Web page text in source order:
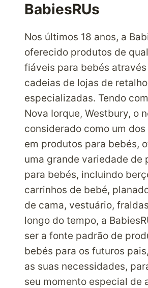
GOSTO
ASOS
USA
BabiesRUs
Nos últimos 18 anos, a
oferecido produtos de
fiáveis para bebés através
cadeias de lojas de
especializadas. Tendo
Nova Iorque, Westbury, o
considerado como um
em produtos para bebés,
uma grande variedade de
para bebés, incluindo
carrinhos de bebé,
de cama, vestuário,
longo do tempo, a
ser a fonte padrão de
bebés para os futuros
as suas necessidades,
seu momento especial de